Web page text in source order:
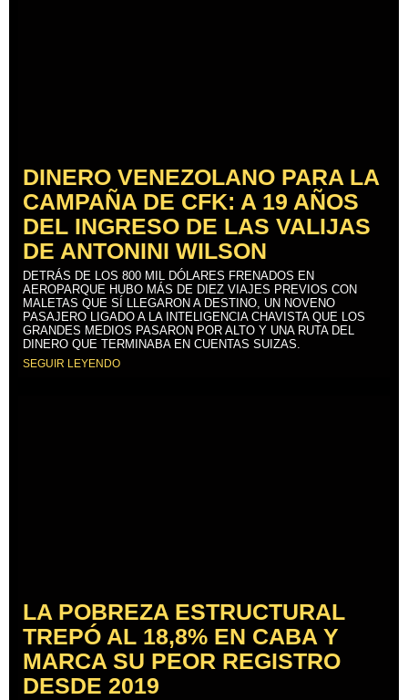
DINERO VENEZOLANO PARA LA
CAMPAÑA DE CFK: A 19 AÑOS
DEL INGRESO DE LAS VALIJAS
DE ANTONINI WILSON
DETRÁS DE LOS 800 MIL DÓLARES FRENADOS EN
AEROPARQUE HUBO MÁS DE DIEZ VIAJES PREVIOS CON
MALETAS QUE SÍ LLEGARON A DESTINO, UN NOVENO
PASAJERO LIGADO A LA INTELIGENCIA CHAVISTA QUE LOS
GRANDES MEDIOS PASARON POR ALTO Y UNA RUTA DEL
DINERO QUE TERMINABA EN CUENTAS SUIZAS.
SEGUIR LEYENDO
LA POBREZA ESTRUCTURAL
TREPÓ AL 18,8% EN CABA Y
MARCA SU PEOR REGISTRO
DESDE 2019